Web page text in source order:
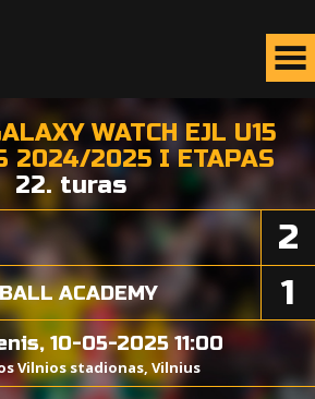
WATCH EJL U15
2024/2025 I ETAPAS
22. turas
2
ACADEMY 1
10-05-2025 11:00
Vilnios stadionas, Vilnius